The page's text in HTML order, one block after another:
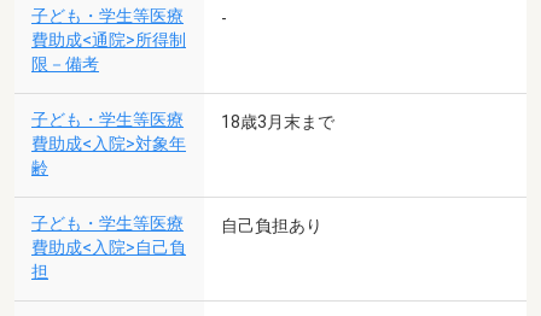
子ども・学生等医療
費助成<通院>所得制
限－備考
-
子ども・学生等医療
費助成<入院>対象年
齢
18歳3月末まで
子ども・学生等医療
費助成<入院>自己負
担
自己負担あり